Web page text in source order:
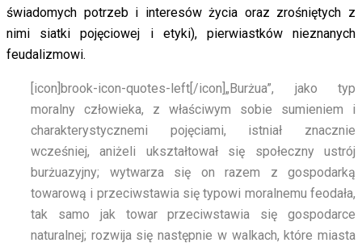
świadomych potrzeb i interesów życia oraz zrośniętych z
nimi siatki pojęciowej i etyki), pierwiastków nieznanych
feudalizmowi.
[icon]brook-icon-quotes-left[/icon] „Burżua”, jako typ
moralny człowieka, z właściwym sobie sumieniem i
charakterystycznemi pojęciami, istniał znacznie
wcześniej, aniżeli ukształtował się społeczny ustrój
burżuazyjny; wytwarza się on razem z gospodarką
towarową i przeciwstawia się typowi moralnemu feodała,
tak samo jak towar przeciwstawia się gospodarce
naturalnej; rozwija się następnie w walkach, które miasta